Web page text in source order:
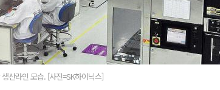
산라인 모습. [사진=SK하이닉스]